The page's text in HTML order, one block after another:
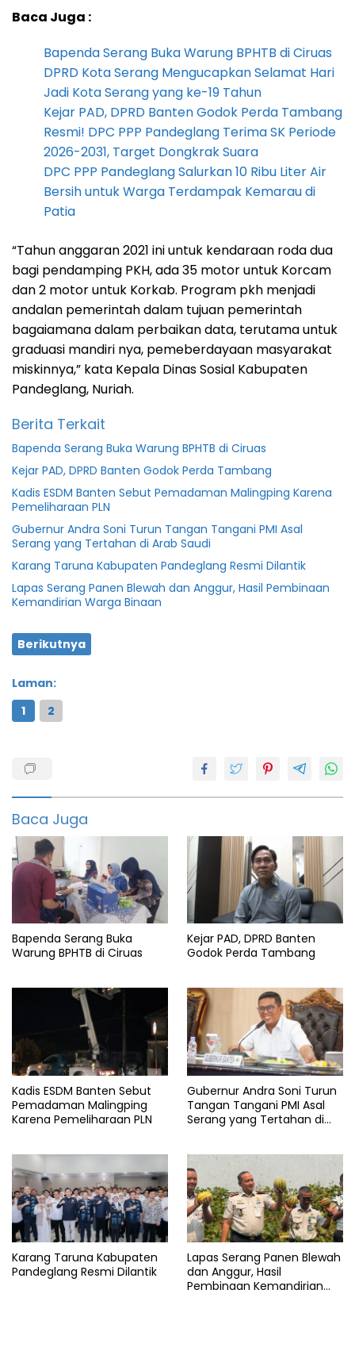
Baca Juga :
Bapenda Serang Buka Warung BPHTB di Ciruas
DPRD Kota Serang Mengucapkan Selamat Hari
Jadi Kota Serang yang ke-19 Tahun
Kejar PAD, DPRD Banten Godok Perda Tambang
Resmi! DPC PPP Pandeglang Terima SK Periode
2026-2031, Target Dongkrak Suara
DPC PPP Pandeglang Salurkan 10 Ribu Liter Air
Bersih untuk Warga Terdampak Kemarau di
Patia
“Tahun anggaran 2021 ini untuk kendaraan roda dua
bagi pendamping PKH, ada 35 motor untuk Korcam
dan 2 motor untuk Korkab. Program pkh menjadi
andalan pemerintah dalam tujuan pemerintah
bagaiamana dalam perbaikan data, terutama untuk
graduasi mandiri nya, pemeberdayaan masyarakat
miskinnya,” kata Kepala Dinas Sosial Kabupaten
Pandeglang, Nuriah.
Berita Terkait
Bapenda Serang Buka Warung BPHTB di Ciruas
Kejar PAD, DPRD Banten Godok Perda Tambang
Kadis ESDM Banten Sebut Pemadaman Malingping Karena
Pemeliharaan PLN
Gubernur Andra Soni Turun Tangan Tangani PMI Asal
Serang yang Tertahan di Arab Saudi
Karang Taruna Kabupaten Pandeglang Resmi Dilantik
Lapas Serang Panen Blewah dan Anggur, Hasil Pembinaan
Kemandirian Warga Binaan
Berikutnya
Laman:
1
2
Pkh
Sosial
Baca Juga
Bapenda Serang Buka
Warung BPHTB di Ciruas
Kejar PAD, DPRD Banten
Godok Perda Tambang
Kadis ESDM Banten Sebut
Pemadaman Malingping
Karena Pemeliharaan PLN
Gubernur Andra Soni Turun
Tangan Tangani PMI Asal
Serang yang Tertahan di
Karang Taruna Kabupaten
Pandeglang Resmi Dilantik
Lapas Serang Panen Blewah
dan Anggur, Hasil
Pembinaan Kemandirian